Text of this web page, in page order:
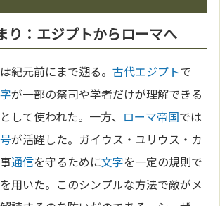
り：エジプトからローマへ
紀元前にまで遡る。古代エジプトで
が一部の祭司や学者だけが理解できる
して使われた。一方、 ローマ帝国では
が活躍した。ガイウス・ユリウス・カ
通信を守るために文字を一定の規則で
を用いた。このシンプルな方法で敵がメ